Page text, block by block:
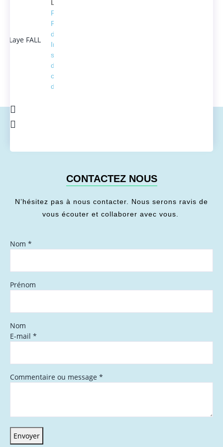
Laye FALL
Président
Fondateur
d'ACTEDUS,
Ingénieur
spécialisé
dans la
conversion
de l'énergie
CONTACTEZ NOUS
N’hésitez pas à nous contacter. Nous serons ravis de
vous écouter et collaborer avec vous.
Nom *
Prénom
Nom
E-mail *
Commentaire ou message *
Envoyer